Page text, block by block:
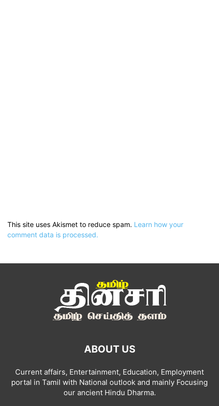
This site uses Akismet to reduce spam. Learn how your
comment data is processed.
ABOUT US
Current affairs, Entertainment, Education, Employment
portal in Tamil with National outlook and mainly Focusing
our ancient Hindu Dharma.